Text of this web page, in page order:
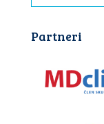
Partneri